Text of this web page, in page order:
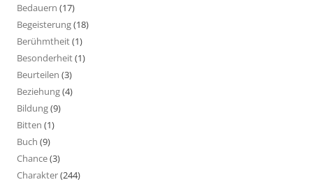
Bedauern (17)
Begeisterung(18)
Berühmtheit(1)
Besonderheit(1)
Beurteilen (3)
Beziehung(4)
Bildung(9)
Bitten (1)
Buch (9)
Chance(3)
Charakter(244)